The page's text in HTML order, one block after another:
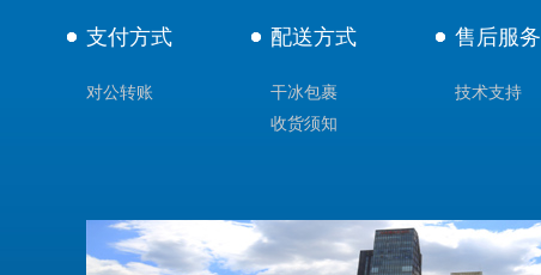
支付方式
对公转账
配送方式
干冰包裹
收货须知
售后服务
技术支持